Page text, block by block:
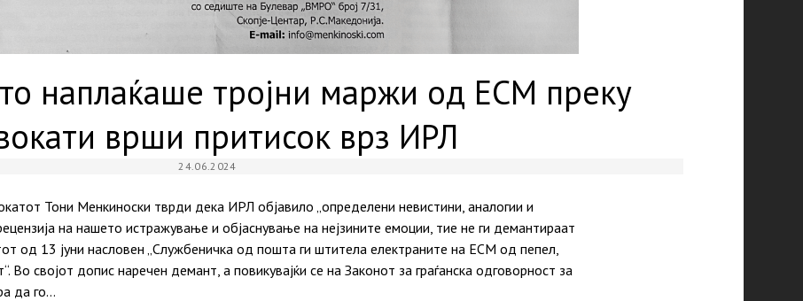
наплаќаше тројни маржи од ЕСМ преку
врши притисок врз ИРЛ
24.06.2024
Тони Менкиноски тврди дека ИРЛ објавило „определени невистини, аналогии и
на нашето истражување и објаснување на нејзините емоции, тие не ги демантираат
од 13 јуни насловен „Службеничка од пошта ги штитела електраните на ЕСМ од пепел,
Во својот допис наречен демант, а повикувајќи се на Законот за граѓанска одговорност за
да го…